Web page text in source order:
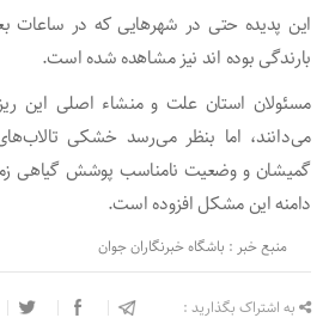
این پدیده حتی در شهر‌هایی که در ساعات
بارندگی بوده اند نیز مشاهده شده است.
مسئولان استان علت و منشاء اصلی این
می‌دانند، اما بنظر می‌رسد خشکی
گمیشان و وضعیت نامناسب پوشش گیاهی
دامنه این مشکل افزوده است.
منبع خبر : باشگاه خبرنگاران جوان
به اشتراک بگذارید :